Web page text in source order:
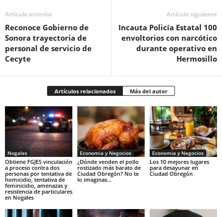
Artículo anterior
Reconoce Gobierno de
Sonora trayectoria de
personal de servicio de
Cecyte
Artículo siguiente
Incauta Policía Estatal 100
envoltorios con narcótico
durante operativo en
Hermosillo
Artículos relacionados Más del autor
Nogales
Obtiene FGJES vinculación
a proceso contra dos
personas por tentativa de
homicidio, tentativa de
feminicidio, amenazas y
resistencia de particulares
en Nogales
Economia y Negocios
¿Dónde venden el pollo
rostizado más barato de
Ciudad Obregón? No te
lo imaginas…
Economia y Negocios
Los 10 mejores lugares
para desayunar en
Ciudad Obregón